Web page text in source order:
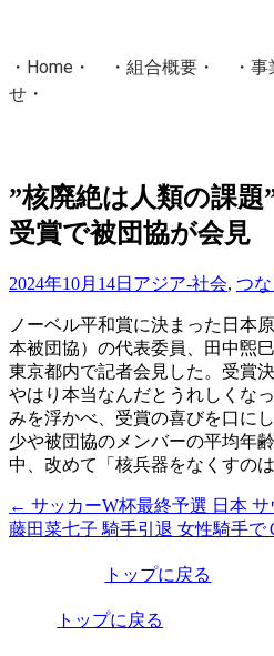
・ Home ・ ・ 組合概要 ・ ・ 事
せ ・
協同組合Masters／
国土交通省・経済産業省・農林
”核廃絶は人類の課
受賞で被団協が会見
2024年10月14日 アジア-社会, つ
ノーベル平和賞に決まった日本
本被団協）の代表委員、田中煕
東京都内で記者会見した。受賞
やはり本当なんだとうれしくな
みを浮かべ、受賞の喜びを口に
少や被団協のメンバーの平均年
中、改めて「核兵器をなくすの
投
稿
← サッカーW杯最終予選 日本
藤田菜七子 騎手引退 女性騎手で
トップに戻る
トップに戻る